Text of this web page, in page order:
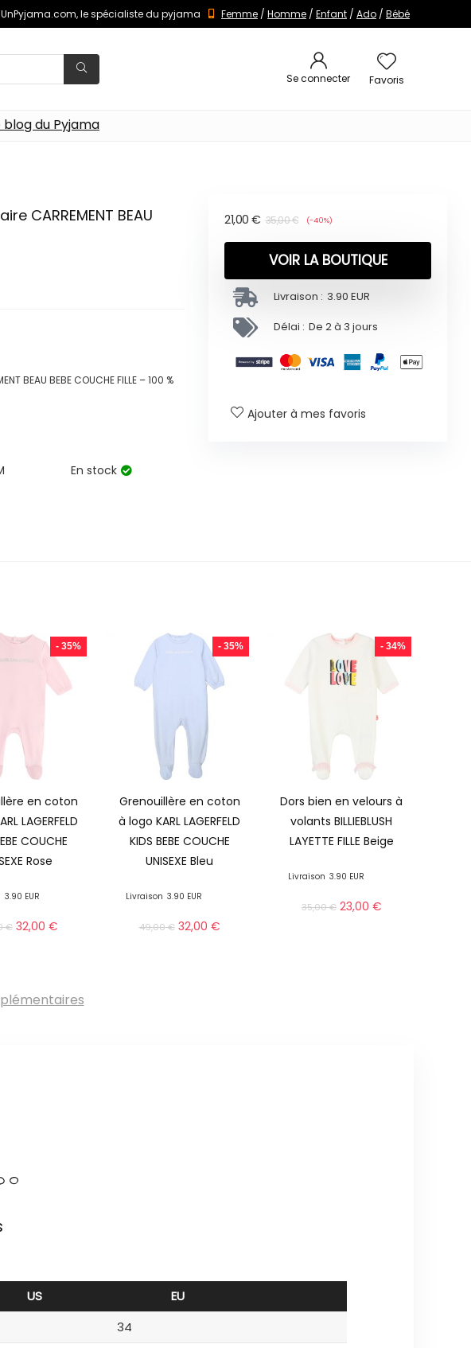
UnPyjama.com, le spécialiste du pyjama Femme / Homme / Enfant / Ado / Bébé
Se connecter Favoris
blog du Pyjama
CARREMENT BEAU
BEAU BEBE COUCHE FILLE – 100 %
En stock
35,00€
21,00 € (-40%)
VOIR LA BOUTIQUE
Livraison : 3.90 EUR
Délai : De 2 à 3 jours
Ajouter à mes favoris
- 35%
en coton
LAGERFELD
COUCHE
Rose
3.90 EUR
€ 32,00 €
- 35%
Grenouillère en coton
à logo KARL LAGERFELD
KIDS BEBE COUCHE
UNISEXE Bleu
Livraison 3.90 EUR
49,00€ 32,00 €
- 34%
Dors bien en velours à
volants BILLIEBLUSH
LAYETTE FILLE Beige
Livraison 3.90 EUR
35,00€ 23,00 €
US
EU
34